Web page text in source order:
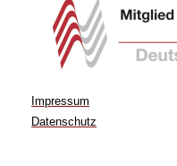
Impressum
Datenschutz